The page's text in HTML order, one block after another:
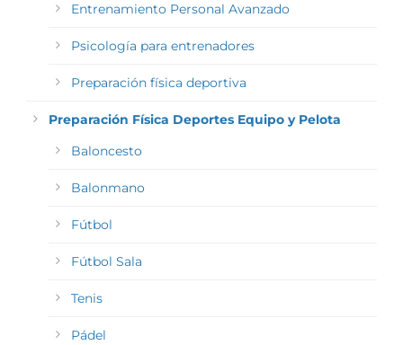
Entrenamiento Personal Avanzado
Psicología para entrenadores
Preparación física deportiva
Preparación Física Deportes Equipo y Pelota
Baloncesto
Balonmano
Fútbol
Fútbol Sala
Tenis
Pádel